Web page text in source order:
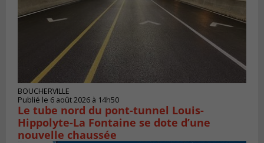
BOUCHERVILLE
Publié le 6 août 2026 à 14h50
Le tube nord du pont-tunnel Louis-
Hippolyte-La Fontaine se dote d’une
nouvelle chaussée